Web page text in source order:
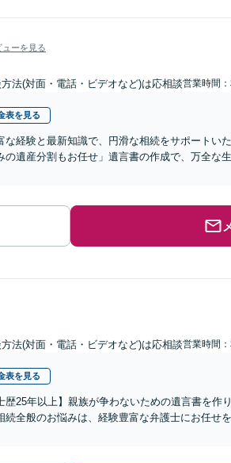
ューを見る
法(対面・電話・ビデオなど)は応相談営業時間
表を見る
な経験と最新知識で、円滑な相続をサポートい
の遺産分割もお任せ」遺言書の作成で、万全な
法(対面・電話・ビデオなど)は応相談営業時間
表を見る
歴25年以上】親族が争わないための遺言書を作
続全般のお悩みは、経験豊富な弁護士にお任せ